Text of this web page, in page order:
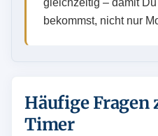
bekommst, nicht nur
Häufige Fragen
Timer